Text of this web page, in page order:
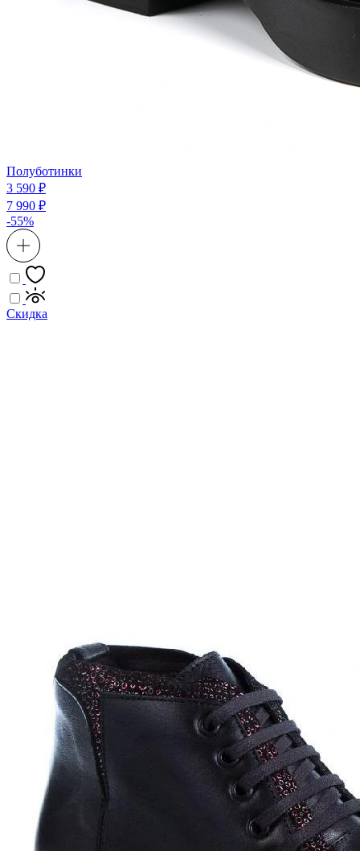
Полуботинки
3 590 ₽
7 990 ₽
-55%
Скидка